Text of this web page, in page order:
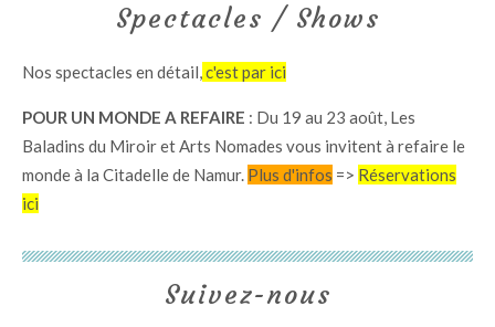
Suivez-nous
Spectacles / Shows
Nos spectacles en détail,c'est par ici
POUR UN MONDE A REFAIRE : Du 19 au 23 août, Les
Baladins du Miroir et Arts Nomades vous invitent à refaire le
monde à la Citadelle de Namur. Plus d'infos => Réservations
ici